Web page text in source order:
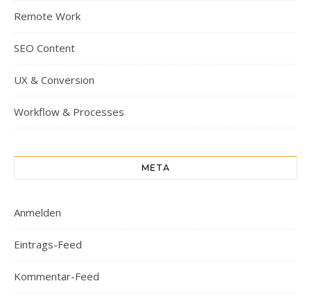
Remote Work
SEO Content
UX & Conversion
Workflow & Processes
META
Anmelden
Eintrags-Feed
Kommentar-Feed